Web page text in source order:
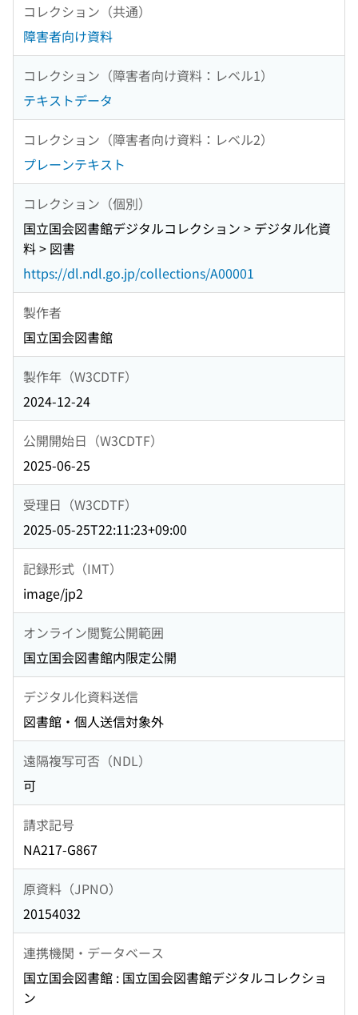
コレクション（共通）
障害者向け資料
コレクション（障害者向け資料：レベル1）
テキストデータ
コレクション（障害者向け資料：レベル2）
プレーンテキスト
コレクション（個別）
国立国会図書館デジタルコレクション > デジタル化資
料 > 図書
https://dl.ndl.go.jp/collections/A00001
製作者
国立国会図書館
製作年（W3CDTF）
2024-12-24
公開開始日（W3CDTF）
2025-06-25
受理日（W3CDTF）
2025-05-25T22:11:23+09:00
記録形式（IMT）
image/jp2
オンライン閲覧公開範囲
国立国会図書館内限定公開
デジタル化資料送信
図書館・個人送信対象外
遠隔複写可否（NDL）
可
請求記号
NA217-G867
原資料（JPNO）
20154032
連携機関・データベース
国立国会図書館 : 国立国会図書館デジタルコレクショ
ン